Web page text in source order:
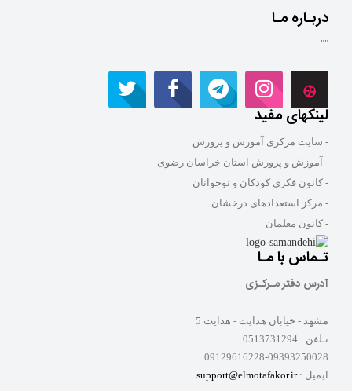
دربـاره مـا
""
لینکهای مفید
- سایت مرکزی آموزش و پرورش
- آموزش و پرورش استان خراسان رضوی
- کانون فکری کودکان و نوجوانان
- مرکز استعدادهای درخشان
- کانون معلمان
تـماس با مـا
آدرس دفتر مـرکـزی
مشهد - خیابان هدایت - هدایت 5
تـلفن : 0513731294
09129616228-09393250028
ایمیل :support@elmotafakor.ir